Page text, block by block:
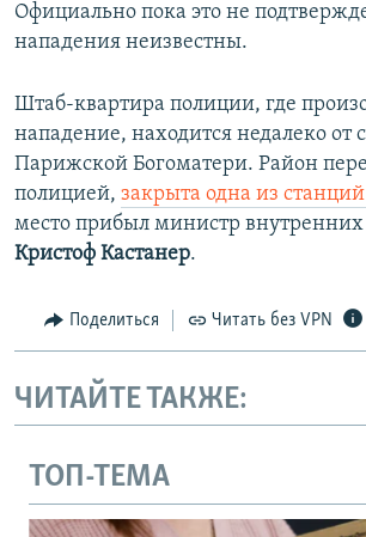
Официально пока это не
нападения неизвестны.
Штаб-квартира полиции, где
нападение, находится недалеко от
Парижской Богоматери. Район
полицией, закрыта одна из
место прибыл министр
Кристоф Кастанер.
Поделиться Читать без VPN
ЧИТАЙТЕ ТАКЖЕ:
ТОП-ТЕМА